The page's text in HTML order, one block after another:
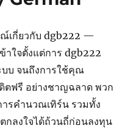
เกี่ยวกับ dgb222 —
าใจตั้งแต่การ dgb222
บบ จนถึงการใช้คุณ
ตฟรี อย่างชาญฉลาด พวก
รคำนวณเทิร์น รวมทั้ง
กลงใจได้ถ้วนถี่ก่อนลงทุน